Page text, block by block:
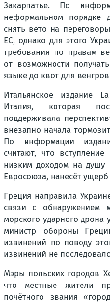
Закарпатье. По
неформальном порядке
снять вето на
ЕС, однако для этого
требования по правам
от возможности
языке до квот для
Итальянское издание
Италия, которая
поддерживала
внезапно начала
По информации
считают, что
низким доходом на душу
Евросоюза, нанесёт
Греция направила
связи с обнаружением
морского ударного дрона
министр обороны
извинений по поводу
извинений не
Мэры польских городов
что местные жители
почётного звания